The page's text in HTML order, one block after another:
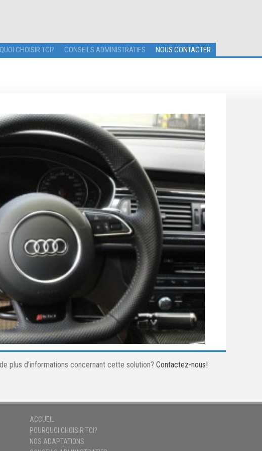
CHOISIR TCI? CONSEILS ADMINISTRATIFS NOUS CONTACTER
plus d’informations concernant cette solution? Contactez-nous!
ACCUEIL
POURQUOI CHOISIR TCI?
NOS ADAPTATIONS